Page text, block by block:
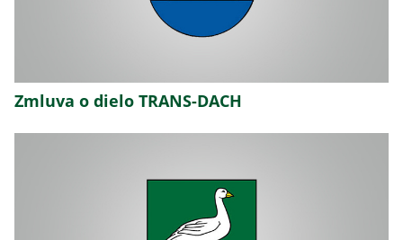
Zmluva o dielo TRANS-DACH